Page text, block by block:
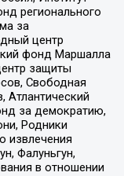
регионального
за
центр
фонд Маршалла
защиты
Свободная
Атлантический
за демократию,
Родники
извлечения
Фалуньгун,
в отношении